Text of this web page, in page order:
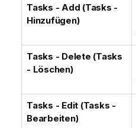
Tasks - Add (Tasks -
Hinzufügen)
Tasks - Delete (Tasks
- Löschen)
Tasks - Edit (Tasks -
Bearbeiten)